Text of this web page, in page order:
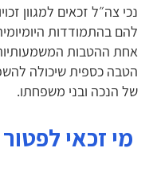
נכי צה״ל זכאים למגוון
להם בהתמודדות
אחת ההטבות
הטבה כספית שיכולה
של הנכה ובני משפחתו.
מי זכאי